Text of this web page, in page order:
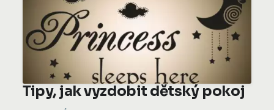
Tipy, jak vyzdobit dětský pokoj